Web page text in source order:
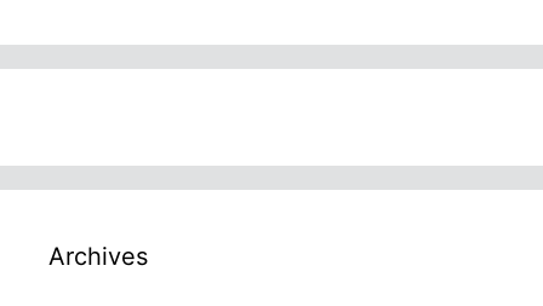
Archives